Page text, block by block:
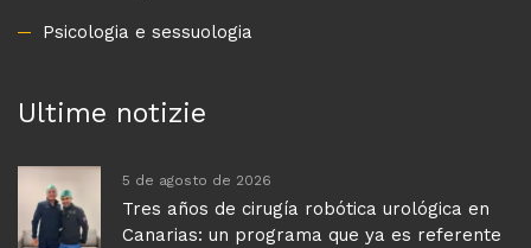
Psicologia e sessuologia
Ultime notizie
5 de agosto de 2026
Tres años de cirugía robótica urológica en
Canarias: un programa que ya es referente